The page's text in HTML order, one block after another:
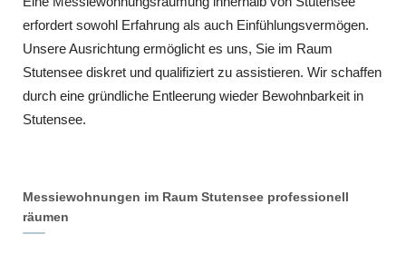
erfordert sowohl Erfahrung als auch Einfühlungsvermögen.
Unsere Ausrichtung ermöglicht es uns, Sie im Raum
Stutensee diskret und qualifiziert zu assistieren. Wir schaffen
durch eine gründliche Entleerung wieder Bewohnbarkeit in
Stutensee.
Messiewohnungen im Raum Stutensee professionell
räumen